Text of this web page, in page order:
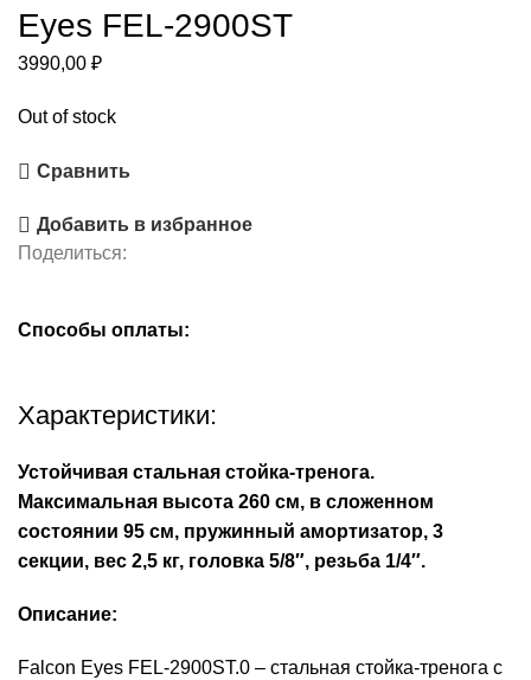
Eyes FEL-2900ST
3990,00 ₽
Out of stock
Сравнить
Добавить в избранное
Поделиться:
Способы оплаты:
Характеристики:
Устойчивая стальная стойка-тренога.
Максимальная высота 260 см, в сложенном
состоянии 95 см, пружинный амортизатор, 3
секции, вес 2,5 кг, головка 5/8″, резьба 1/4″.
Описание:
Falcon Eyes FEL-2900ST.0 – стальная стойка-тренога с